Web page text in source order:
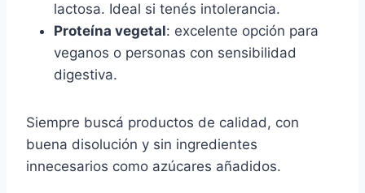
lactosa. Ideal si tenés intolerancia.
Proteína vegetal: excelente opción para
veganos o personas con sensibilidad
digestiva.
Siempre buscá productos de calidad, con
buena disolución y sin ingredientes
innecesarios como azúcares añadidos.